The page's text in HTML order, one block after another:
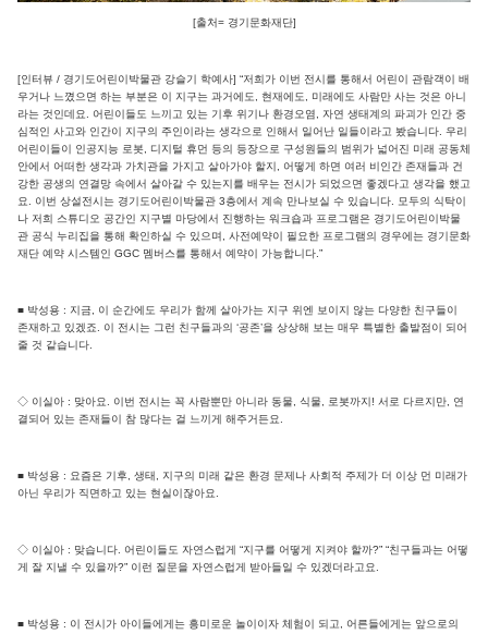
[출처= 경기문화재단]
[인터뷰 / 경기도어린이박물관 강슬기 학예사] “저희가 이번 전시를 통해서 어린이 관람객이 배
우거나 느꼈으면 하는 부분은 이 지구는 과거에도, 현재에도, 미래에도 사람만 사는 것은 아니
라는 것인데요. 어린이들도 느끼고 있는 기후 위기나 환경오염, 자연 생태계의 파괴가 인간 중
심적인 사고와 인간이 지구의 주인이라는 생각으로 인해서 일어난 일들이라고 봤습니다. 우리
어린이들이 인공지능 로봇, 디지털 휴먼 등의 등장으로 구성원들의 범위가 넓어진 미래 공동체
안에서 어떠한 생각과 가치관을 가지고 살아가야 할지, 어떻게 하면 여러 비인간 존재들과 건
강한 공생의 연결망 속에서 살아갈 수 있는지를 배우는 전시가 되었으면 좋겠다고 생각을 했고
요. 이번 상설전시는 경기도어린이박물관 3층에서 계속 만나보실 수 있습니다. 모두의 식탁이
나 저희 스튜디오 공간인 지구별 마당에서 진행하는 워크숍과 프로그램은 경기도어린이박물
관 공식 누리집을 통해 확인하실 수 있으며, 사전예약이 필요한 프로그램의 경우에는 경기문화
재단 예약 시스템인 GGC 멤버스를 통해서 예약이 가능합니다.”
■ 박성용 : 지금, 이 순간에도 우리가 함께 살아가는 지구 위엔 보이지 않는 다양한 친구들이
존재하고 있겠죠. 이 전시는 그런 친구들과의 ‘공존’을 상상해 보는 매우 특별한 출발점이 되어
줄 것 같습니다.
◇ 이실아 : 맞아요. 이번 전시는 꼭 사람뿐만 아니라 동물, 식물, 로봇까지! 서로 다르지만, 연
결되어 있는 존재들이 참 많다는 걸 느끼게 해주거든요.
■ 박성용 : 요즘은 기후, 생태, 지구의 미래 같은 환경 문제나 사회적 주제가 더 이상 먼 미래가
아닌 우리가 직면하고 있는 현실이잖아요.
◇ 이실아 : 맞습니다. 어린이들도 자연스럽게 “지구를 어떻게 지켜야 할까?” “친구들과는 어떻
게 잘 지낼 수 있을까?” 이런 질문을 자연스럽게 받아들일 수 있겠더라고요.
■ 박성용 : 이 전시가 아이들에게는 흥미로운 놀이이자 체험이 되고, 어른들에게는 앞으로의